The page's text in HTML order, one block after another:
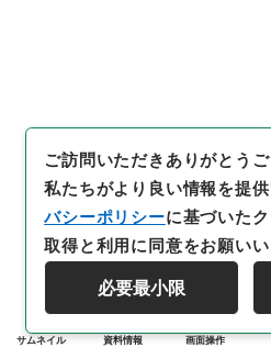
サムネイル 資料情報 画面操作
ご訪問いただきありがとうご
私たちがより良い情報を提供
バシーポリシーに基づいた
取得と利用に同意をお願いい
必要最小限